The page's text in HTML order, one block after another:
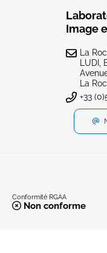
Image
La
LUDI,
La
+33
Conformité RGAA
Non conforme